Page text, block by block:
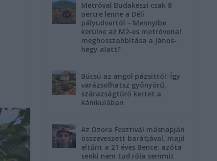
Metróval Budakeszi csak 8
percre lenne a Déli
pályudvartól – Mennyibe
kerülne az M2-es metróvonal
meghosszabbítása a János-
hegy alatt?
Búcsú az angol pázsittól: Így
varázsolhatsz gyönyörű,
szárazságtűrő kertet a
kánikulában
Az Ozora Fesztivál másnapján
összeveszett barátjával, majd
eltűnt a 21 éves Bence: azóta
senki nem tud róla semmit